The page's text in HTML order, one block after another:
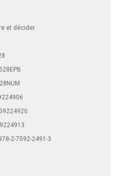
et décider
2-7592-2491-3